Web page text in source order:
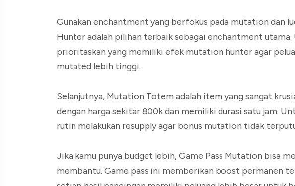
Gunakan enchantment yang berfokus pada mutation dan
Hunter adalah pilihan terbaik sebagai enchantment
prioritaskan yang memiliki efek mutation hunter agar
mutated lebih tinggi.
Selanjutnya, Mutation Totem adalah item yang sangat
dengan harga sekitar 800k dan memiliki durasi satu jam.
rutin melakukan resupply agar bonus mutation tidak
Jika kamu punya budget lebih, Game Pass Mutation bisa
membantu. Game pass ini memberikan boost permanen